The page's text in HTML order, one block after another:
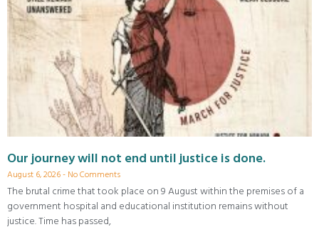
Our journey will not end until justice is done.
August 6, 2026 No Comments
The brutal crime that took place on 9 August within the premises of a
government hospital and educational institution remains without
justice. Time has passed,